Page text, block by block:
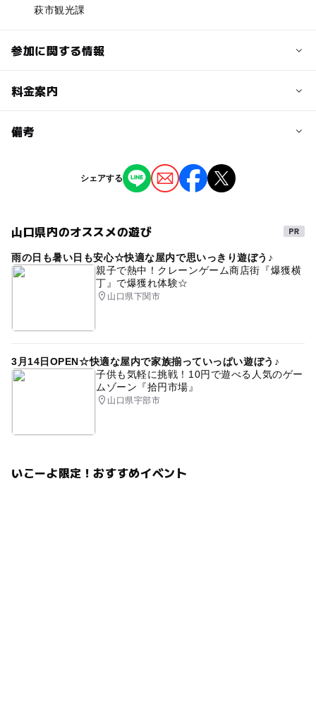
萩市観光課
参加に関する情報
予約/応募
料金案内
料金について
備考
※掲載の情報は天候や主催者側の都合などにより変更にな
ることがあります。
シェアする
山口県内のオススメの遊び
雨の日も暑い日も安心☆快適な屋内で思いっきり遊ぼう♪
親子で熱中！クレーンゲーム商店街『爆獲横
丁』で爆獲れ体験☆
山口県下関市
3月14日OPEN☆快適な屋内で家族揃っていっぱい遊ぼう♪
子供も気軽に挑戦！10円で遊べる人気のゲー
ムゾーン『拾円市場』
山口県宇部市
いこーよ限定！おすすめイベント